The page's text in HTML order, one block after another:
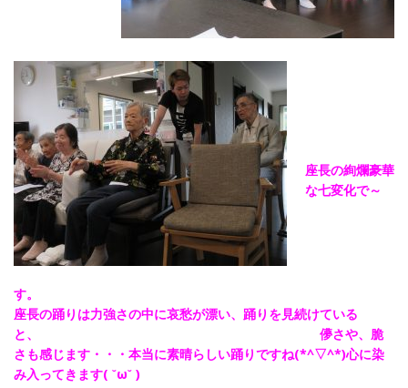
座長の絢爛豪華
な七変化で～
す
座長の踊りは力強さの中に哀愁が漂い、踊りを見続けている
と、 儚さや、脆
さも感じます・・・本当に素晴らしい踊りですね(*^▽^*)心に染
み入ってきます( ˘ω˘ )